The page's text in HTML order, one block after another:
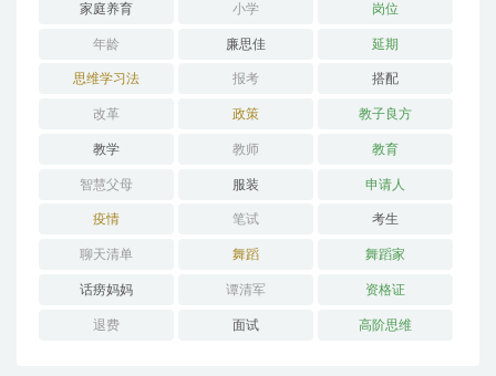
家庭养育 小学 岗位
年龄 廉思佳 延期
思维学习法 报考 搭配
改革 政策 教子良方
教学 教师 教育
智慧父母 服装 申请人
疫情 笔试 考生
聊天清单 舞蹈 舞蹈家
话痨妈妈 谭清军 资格证
退费 面试 高阶思维